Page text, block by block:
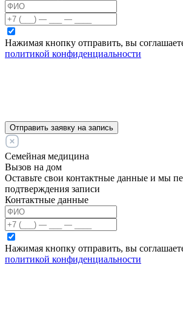
Нажимая кнопку отправить, вы
политикой конфиденциальности
Отправить заявку на запись
Семейная медицина
Вызов на дом
Оставьте свои контактные данные и мы
подтверждения записи
Контактные данные
Нажимая кнопку отправить, вы
политикой конфиденциальности